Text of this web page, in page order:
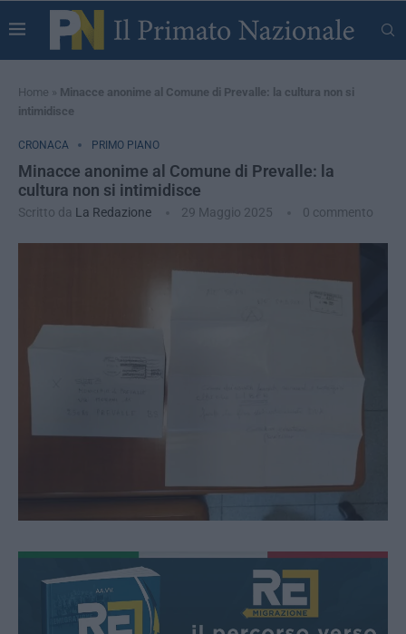
Home » Minacce anonime al Comune di Prevalle: la cultura non si
intimidisce
CRONACA PRIMO PIANO
Minacce anonime al Comune di Prevalle: la
cultura non si intimidisce
Scritto da La Redazione 29 Maggio 2025 0 commento